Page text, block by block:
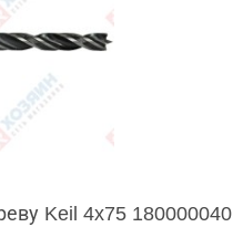
Keil 4x75 180000040